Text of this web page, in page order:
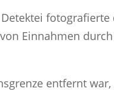
fotografierte
Einnahmen
entfernt